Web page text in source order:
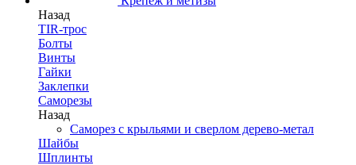
Назад
TIR-трос
Болты
Винты
Гайки
Заклепки
Саморезы
Назад
Саморез с крыльями и сверлом дерево-метал
Шайбы
Шплинты